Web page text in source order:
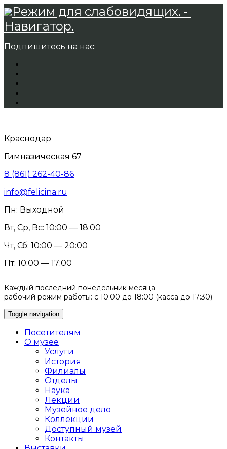
Режим для слабовидящих. -
Навигатор.
Подпишитесь на нас:
Краснодар
Гимназическая 67
8 (861) 262-40-86
info@felicina.ru
Пн: Выходной
Вт, Ср, Вс: 10:00 — 18:00
Чт, Сб: 10:00 — 20:00
Пт: 10:00 — 17:00
Каждый последний понедельник месяца
рабочий режим работы: с 10:00 до 18:00 (касса до 17:30)
Toggle navigation
Посетителям
О музее
Услуги
История
Филиалы
Отделы
Наука
Лекции
Музейное дело
Коллекции
Доступный музей
Контакты